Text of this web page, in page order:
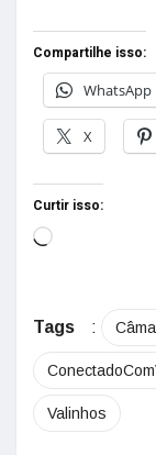
Compartilhe isso:
WhatsApp
X
Curtir isso:
Tags :
Valinhos